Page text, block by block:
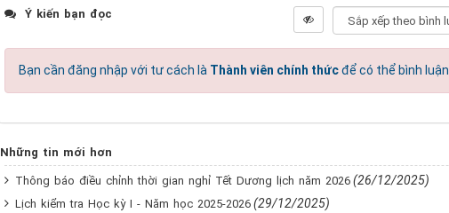
Ý kiến bạn đọc
Bạn cần đăng nhập với tư cách là Thành viên chính thứcđể có thể bình luận
Những tin mới hơn
Thông báo điều chỉnh thời gian nghỉ Tết Dương lịch năm 2026 (26/12/2025)
Lịch kiểm tra Học kỳ I - Năm học 2025-2026 (29/12/2025)